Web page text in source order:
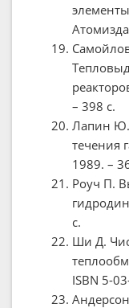
– 398 с.
Лапин
течения
1989. –
Роуч П.
с.
Ши Д.
ISBN 5-